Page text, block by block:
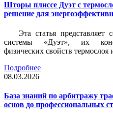
Шторы плиссе Дуэт с
решение для
Эта статья
системы «Дуэт», их
физических свойств термослоя
Подробнее
08.03.2026
База знаний по арбитражу
основ до профессиональных